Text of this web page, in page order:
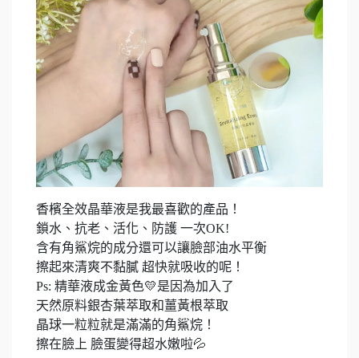
香檳全效晶華液是我最喜歡的產品！
鎖水、抗老、活化、防護 一次OK!
含有角鯊烷的成分還可以讓臉部油水平衡
擦起來清爽不黏膩 超快就吸收的呢！
Ps: 精華液成金黃色💛是因為加入了
天然原料銀杏葉萃取和薑黃根萃取
晶球一粒粒就是滿滿的角鯊烷！
擦在臉上 臉蛋變得超水嫩啦💦